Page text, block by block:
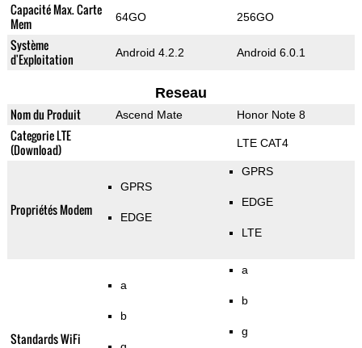
Capacité Max. Carte
Mem
64GO 256GO
Système
d'Exploitation
Android 4.2.2 Android 6.0.1
Reseau
Nom du Produit Ascend Mate Honor Note 8
Categorie LTE
(Download)
LTE CAT4
Propriétés Modem
GPRS
EDGE
GPRS
EDGE
LTE
Standards WiFi
a
b
a
b
g